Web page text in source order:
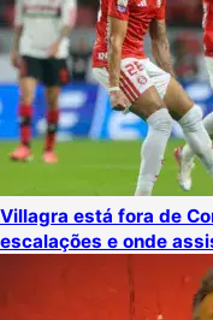
Villagra está fora de
escalações e onde